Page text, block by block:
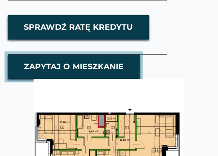
SPRAWDŹ RATĘ KREDYTU
ZAPYTAJ O MIESZKANIE